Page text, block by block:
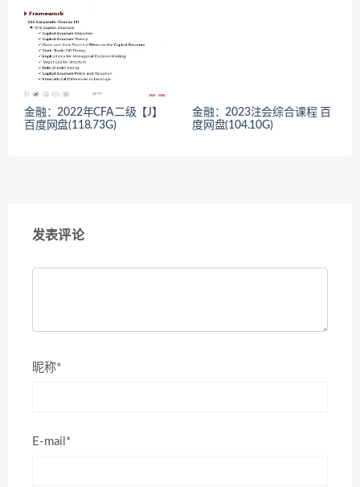
金融：2022年CFA二级【J】
百度网盘(118.73G)
金融：2023注会综合课程 百
度网盘(104.10G)
发表评论
昵称*
E-mail*